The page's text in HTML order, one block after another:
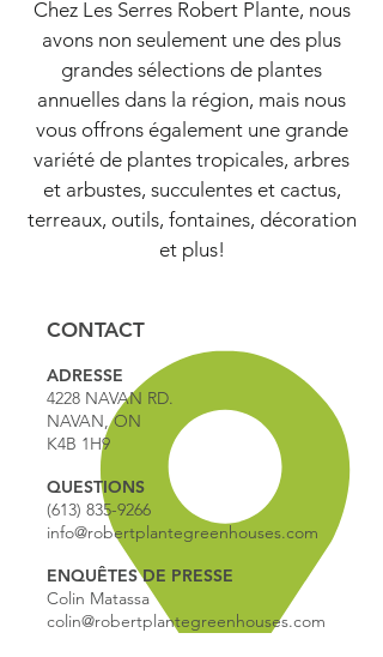
Chez Les Serres Robert Plante, nous
avons non seulement une des plus
grandes sélections de plantes
annuelles dans la région, mais nous
vous offrons également une grande
variété de plantes tropicales, arbres
et arbustes, succulentes et cactus,
terreaux, outils, fontaines, décoration
et plus!
CONTACT
ADRESSE
4228 NAVAN RD.
NAVAN, ON
K4B 1H9
QUESTIONS
(613) 835-9266
info@robertplantegreenhouses.com
ENQUÊTES DE PRESSE
Colin Matassa
colin@robertplantegreenhouses.com